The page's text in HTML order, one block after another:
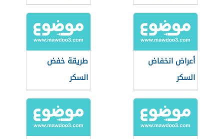
رمضان
أعراض انخفاض
السكر
طريقة خفض
السكر